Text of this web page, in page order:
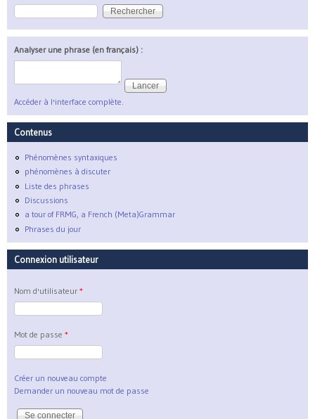
Formulaire de recherche
Rechercher
Analyser une phrase (en français) :
Accéder à l'interface complète.
Contenus
Phénomènes syntaxiques
phénomènes à discuter
Liste des phrases
Discussions
a tour of FRMG, a French (Meta)Grammar
Phrases du jour
Connexion utilisateur
Nom d'utilisateur *
Mot de passe *
Créer un nouveau compte
Demander un nouveau mot de passe